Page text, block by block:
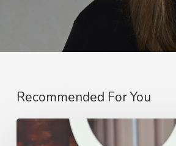
Recommended For You
Najczęstsze